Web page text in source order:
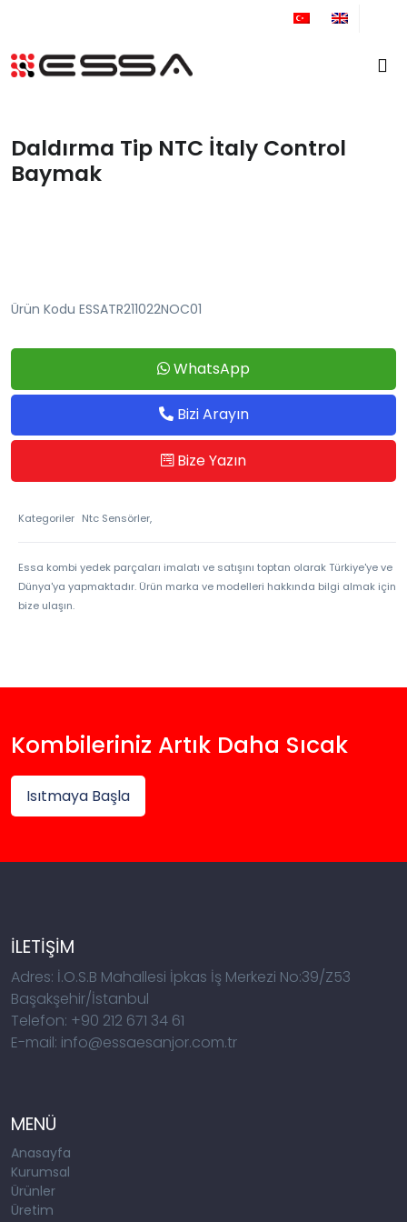
Daldırma Tip NTC İtaly Control
Baymak
Ürün Kodu ESSATR211022NOC01
WhatsApp
Bizi Arayın
Bize Yazın
Kategoriler Ntc Sensörler,
Essa kombi yedek parçaları imalatı ve satışını toptan olarak Türkiye'ye ve
Dünya'ya yapmaktadır. Ürün marka ve modelleri hakkında bilgi almak için
bize ulaşın.
Kombileriniz Artık Daha Sıcak
Isıtmaya Başla
İLETİŞİM
Adres: İ.O.S.B Mahallesi İpkas İş Merkezi No:39/Z53
Başakşehir/İstanbul
Telefon: +90 212 671 34 61
E-mail: info@essaesanjor.com.tr
MENÜ
Anasayfa
Kurumsal
Ürünler
Üretim